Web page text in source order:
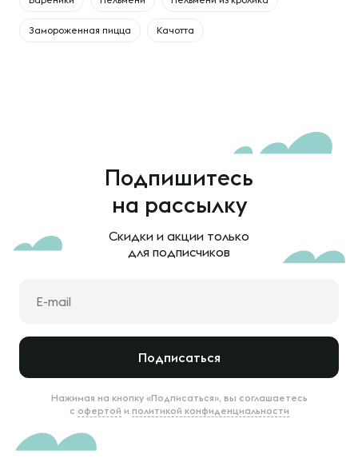
Замороженная пицца Качотта
Подпишитесь
на рассылку
Скидки и акции только
для подписчиков
Подписаться
Нажимая на кнопку «Подписаться», вы соглашаетесь
с офертой и политикой конфиденциальности